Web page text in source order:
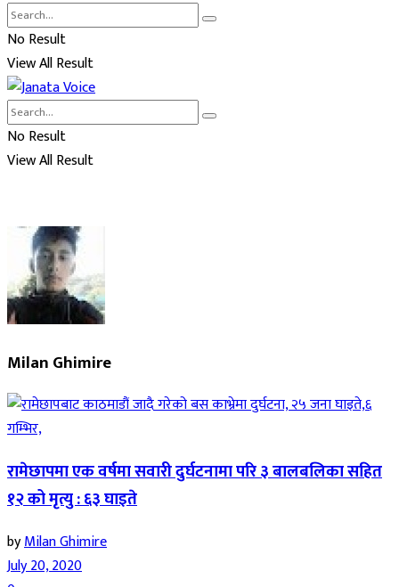
No Result
View All Result
No Result
View All Result
Milan Ghimire
रामेछापमा एक वर्षमा सवारी दुर्घटनामा परि ३ बालबलिका सहित
१२ को मृत्यु : ६३ घाइते
byMilan Ghimire
July 20, 2020